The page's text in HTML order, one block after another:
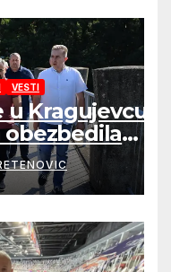
VESTI
u Kragujevcu